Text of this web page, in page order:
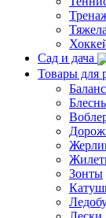
Сад и дача
Товары для
Зонты